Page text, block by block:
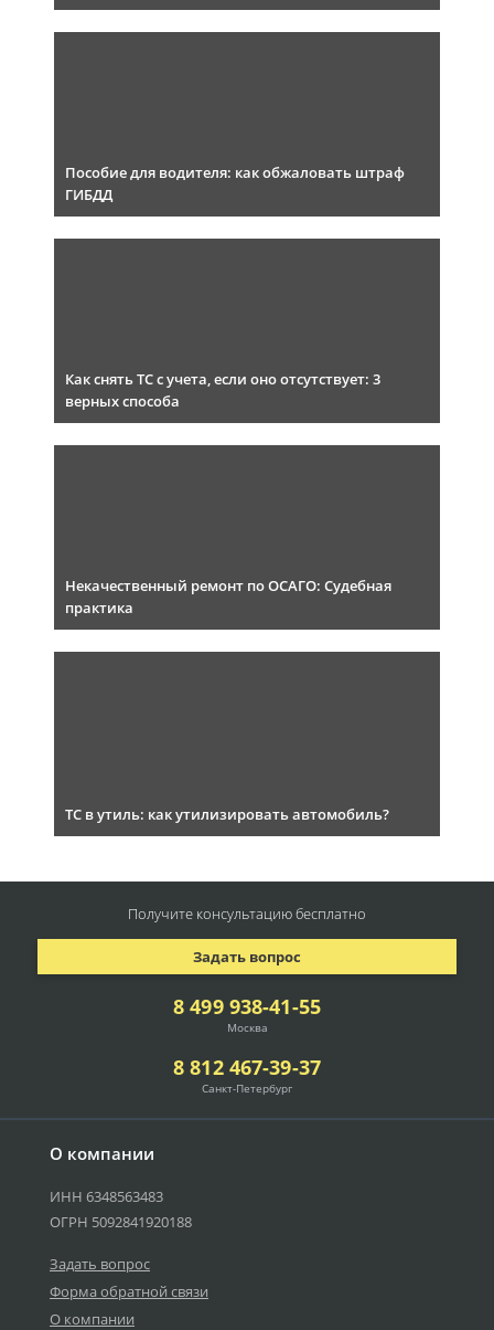
Пособие для водителя: как обжаловать штраф
ГИБДД
Как снять ТС с учета, если оно отсутствует: 3
верных способа
Некачественный ремонт по ОСАГО: Судебная
практика
ТС в утиль: как утилизировать автомобиль?
О компании
ИНН 6348563483
ОГРН 5092841920188
Задать вопрос
Форма обратной связи
О компании
8 499 938-41-55
Москва
8 812 467-39-37
Санкт-Петербург
Задать вопрос
Получите консультациюбесплатно